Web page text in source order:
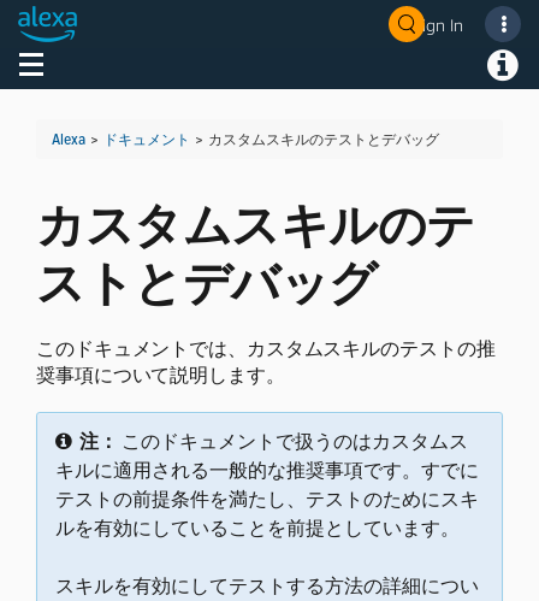
Sign In
Toggle navigation
Alexa > ドキュメント > カスタムスキルのテストとデバッグ
カスタムスキルのテ
ストとデバッグ
このドキュメントでは、カスタムスキルのテストの推
奨事項について説明します。
注： このドキュメントで扱うのはカスタムス
キルに適用される一般的な推奨事項です。すでに
テストの前提条件を満たし、テストのためにスキ
ルを有効にしていることを前提としています。
スキルを有効にしてテストする方法の詳細につい
Welcome! Ask the DevAssistant